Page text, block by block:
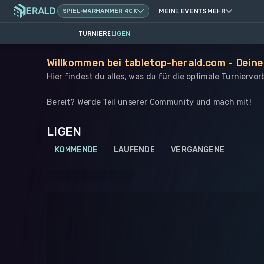
SPIEL·WARHAMMER 40K MEINE EVENTS MEHR
TURNIERELIGEN
Willkommen bei tabletop-herald.com -
Hier findest du alles, was du für die optimale
Bereit? Werde Teil unserer Community und mach mit!
LIGEN
KOMMENDE LAUFENDE VERGANGENE